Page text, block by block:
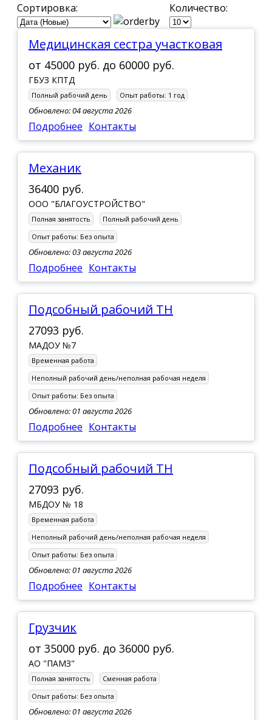
Сортировка: Количество:
Медицинская сестра участковая
от 45000 руб. до 60000 руб.
ГБУЗ КПТД
Полный рабочий день Опыт работы: 1 год
Обновлено: 04 августа 2026
Подробнее Контакты
Механик
36400 руб.
ООО "БЛАГОУСТРОЙСТВО"
Полная занятость
Полный рабочий день
Опыт работы: Без опыта
Обновлено: 03 августа 2026
Подробнее Контакты
Подсобный рабочий ТН
27093 руб.
МАДОУ №7
Временная работа
Неполный рабочий день/неполная рабочая неделя
Опыт работы: Без опыта
Обновлено: 01 августа 2026
Подробнее Контакты
Подсобный рабочий ТН
27093 руб.
МБДОУ № 18
Временная работа
Неполный рабочий день/неполная рабочая неделя
Опыт работы: Без опыта
Обновлено: 01 августа 2026
Подробнее Контакты
грузчик
от 35000 руб. до 36000 руб.
АО "ПАМЗ"
Полная занятость
Сменная работа
Опыт работы: Без опыта
Обновлено: 01 августа 2026